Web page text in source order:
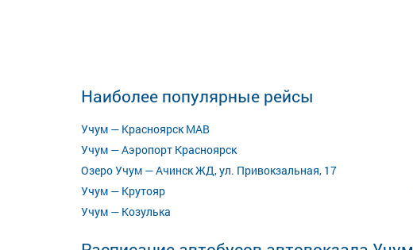
Наиболее популярные рейсы
Учум — Красноярск МАВ
Учум — Аэропорт Красноярск
Озеро Учум — Ачинск ЖД, ул. Привокзальная, 17
Учум — Крутояр
Учум — Козулька